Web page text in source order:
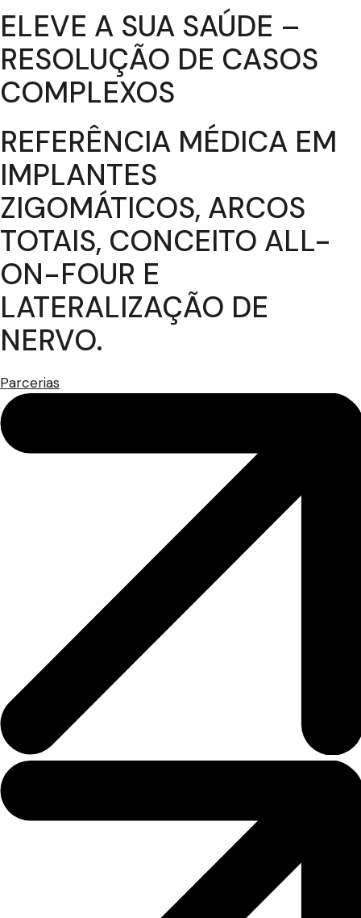
ELEVE A SUA SAÚDE –
RESOLUÇÃO DE CASOS
COMPLEXOS
REFERÊNCIA MÉDICA EM
IMPLANTES
ZIGOMÁTICOS, ARCOS
TOTAIS, CONCEITO ALL-
ON-FOUR E
LATERALIZAÇÃO DE
NERVO.
Parcerias